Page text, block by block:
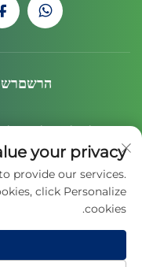
הצטרף לניוזלטר שלנו כדי
והתובנות מהצוות שלנו.
your privacy
provide our services.
click Personalize
cookies.